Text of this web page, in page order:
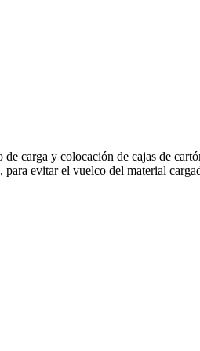
carga y colocación de cajas de
evitar el vuelco del material